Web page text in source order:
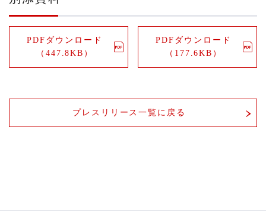
PDFダウンロード
（447.8KB）
PDFダウンロード
（177.6KB）
プレスリリース一覧に戻る